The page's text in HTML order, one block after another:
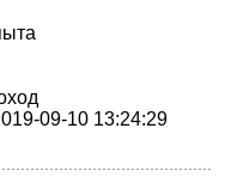
09-10 13:24:29